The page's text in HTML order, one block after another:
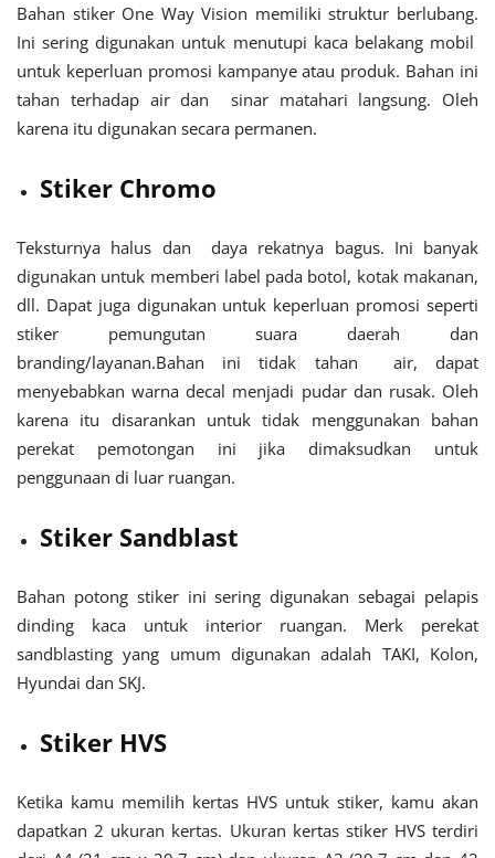
Bahan stiker One Way Vision memiliki struktur berlubang.
Ini sering digunakan untuk menutupi kaca belakang mobil
untuk keperluan promosi kampanye atau produk. Bahan ini
tahan terhadap air dan sinar matahari langsung. Oleh
karena itu digunakan secara permanen.
Stiker Chromo
Teksturnya halus dan daya rekatnya bagus. Ini banyak
digunakan untuk memberi label pada botol, kotak makanan,
dll. Dapat juga digunakan untuk keperluan promosi seperti
stiker pemungutan suara daerah dan
branding/layanan.Bahan ini tidak tahan air, dapat
menyebabkan warna decal menjadi pudar dan rusak. Oleh
karena itu disarankan untuk tidak menggunakan bahan
perekat pemotongan ini jika dimaksudkan untuk
penggunaan di luar ruangan.
Stiker Sandblast
Bahan potong stiker ini sering digunakan sebagai pelapis
dinding kaca untuk interior ruangan. Merk perekat
sandblasting yang umum digunakan adalah TAKI, Kolon,
Hyundai dan SKJ.
Stiker HVS
Ketika kamu memilih kertas HVS untuk stiker, kamu akan
dapatkan 2 ukuran kertas. Ukuran kertas stiker HVS terdiri